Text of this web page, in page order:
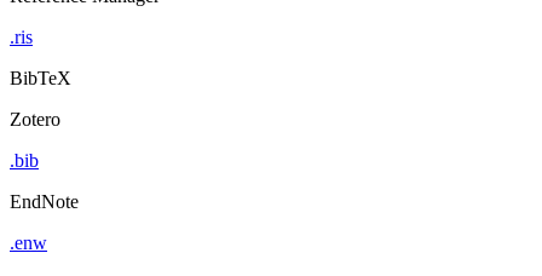
.ris
BibTeX
Zotero
.bib
EndNote
.enw